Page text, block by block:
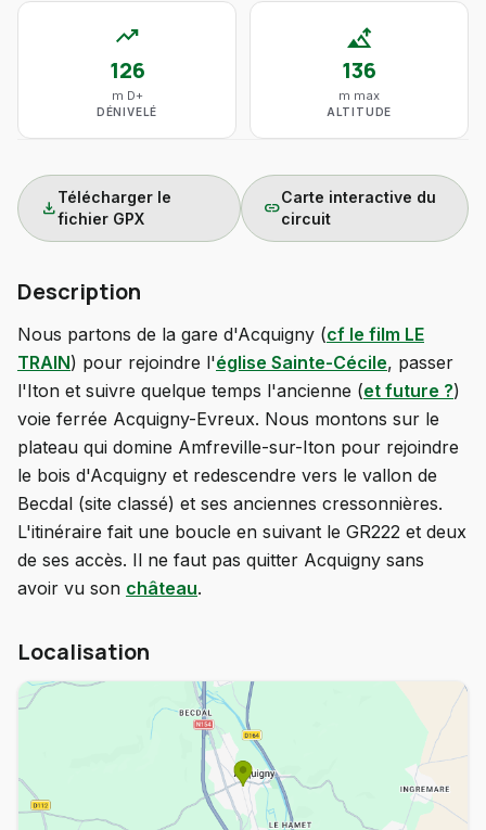
trending_up
126
m D+
DÉNIVELÉ
altitude
136
m max
ALTITUDE
download
Télécharger le
fichier GPX
link
Carte interactive du
circuit
Description
Nous partons de la gare d'Acquigny (cf le film LE
TRAIN) pour rejoindre l'église Sainte-Cécile, passer
l'Iton et suivre quelque temps l'ancienne (et future ?)
voie ferrée Acquigny-Evreux. Nous montons sur le
plateau qui domine Amfreville-sur-Iton pour rejoindre
le bois d'Acquigny et redescendre vers le vallon de
Becdal (site classé) et ses anciennes cressonnières.
L'itinéraire fait une boucle en suivant le GR222 et deux
de ses accès. Il ne faut pas quitter Acquigny sans
avoir vu son château.
Localisation